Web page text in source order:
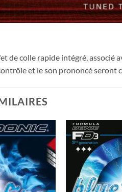
de colle rapide intégré,
et le son prononcé seront
Ajouter
souhaits